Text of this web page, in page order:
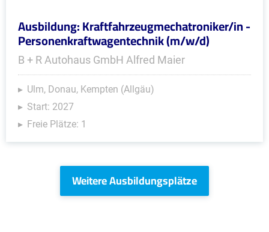
Ausbildung: Kraftfahrzeugmechatroniker/in -
Personenkraftwagentechnik (m/w/d)
B + R Autohaus GmbH Alfred Maier
Ulm, Donau, Kempten (Allgäu)
Start: 2027
Freie Plätze: 1
Weitere Ausbildungsplätze